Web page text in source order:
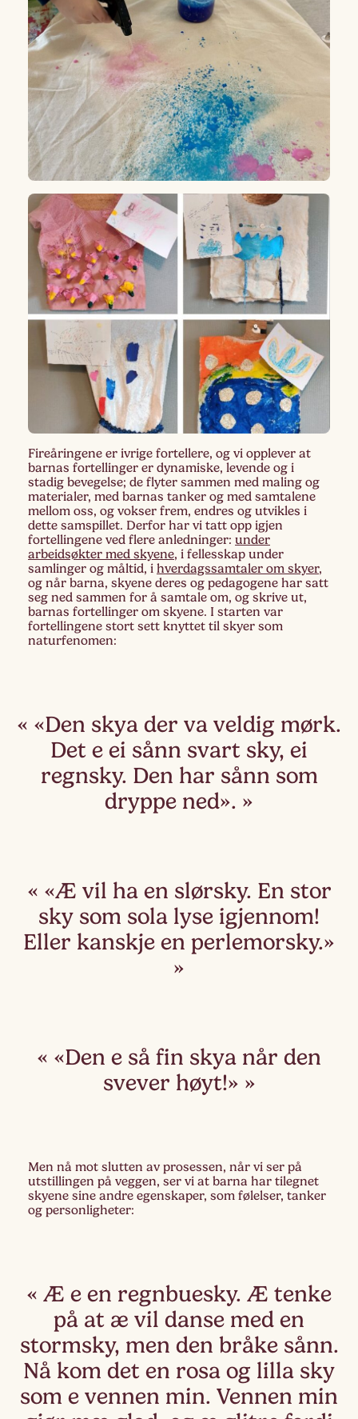
Fireåringene er ivrige fortellere, og vi opplever at
barnas fortellinger er dynamiske, levende og i
stadig bevegelse; de flyter sammen med maling og
materialer, med barnas tanker og med samtalene
mellom oss, og vokser frem, endres og utvikles i
dette samspillet. Derfor har vi tatt opp igjen
fortellingene ved flere anledninger: under
arbeidsøkter med skyene, i fellesskap under
samlinger og måltid, i hverdagssamtaler om skyer,
og når barna, skyene deres og pedagogene har satt
seg ned sammen for å samtale om, og skrive ut,
barnas fortellinger om skyene. I starten var
fortellingene stort sett knyttet til skyer som
naturfenomen:
«Den skya der va veldig mørk.
Det e ei sånn svart sky, ei
regnsky. Den har sånn som
dryppe ned».
«Æ vil ha en slørsky. En stor
sky som sola lyse igjennom!
Eller kanskje en perlemorsky.»
«Den e så fin skya når den
svever høyt!»
Men nå mot slutten av prosessen, når vi ser på
utstillingen på veggen, ser vi at barna har tilegnet
skyene sine andre egenskaper, som følelser, tanker
og personligheter:
Æ e en regnbuesky. Æ tenke
på at æ vil danse med en
stormsky, men den bråke sånn.
Nå kom det en rosa og lilla sky
som e vennen min. Vennen min